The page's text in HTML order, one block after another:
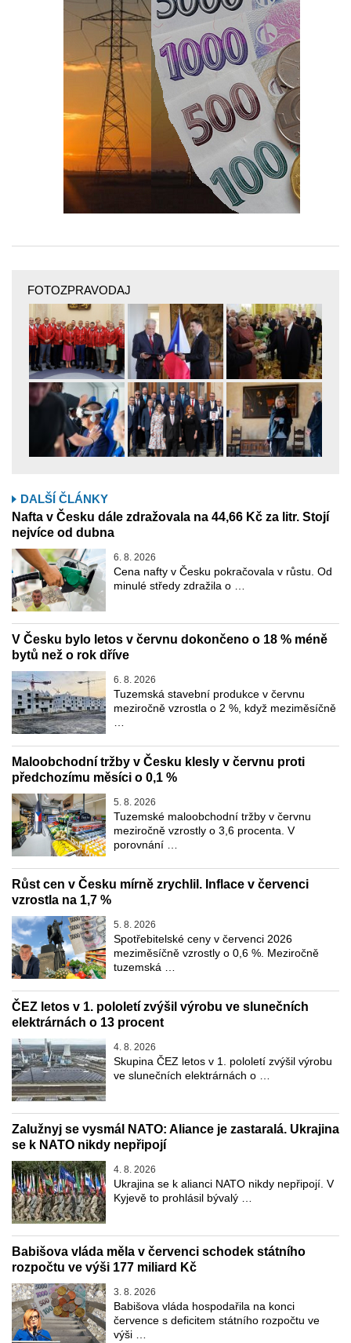
FOTOZPRAVODAJ
DALŠÍ ČLÁNKY
Nafta v Česku dále zdražovala na 44,66 Kč za litr. Stojí
nejvíce od dubna
6. 8. 2026
Cena nafty v Česku pokračovala v růstu. Od
minulé středy zdražila o …
V Česku bylo letos v červnu dokončeno o 18 % méně
bytů než o rok dříve
6. 8. 2026
Tuzemská stavební produkce v červnu
meziročně vzrostla o 2 %, když meziměsíčně
…
Maloobchodní tržby v Česku klesly v červnu proti
předchozímu měsíci o 0,1 %
5. 8. 2026
Tuzemské maloobchodní tržby v červnu
meziročně vzrostly o 3,6 procenta. V
porovnání …
Růst cen v Česku mírně zrychlil. Inflace v červenci
vzrostla na 1,7 %
5. 8. 2026
Spotřebitelské ceny v červenci 2026
meziměsíčně vzrostly o 0,6 %. Meziročně
tuzemská …
ČEZ letos v 1. pololetí zvýšil výrobu ve slunečních
elektrárnách o 13 procent
4. 8. 2026
Skupina ČEZ letos v 1. pololetí zvýšil výrobu
ve slunečních elektrárnách o …
Zalužnyj se vysmál NATO: Aliance je zastaralá. Ukrajina
se k NATO nikdy nepřipojí
4. 8. 2026
Ukrajina se k alianci NATO nikdy nepřipojí. V
Kyjevě to prohlásil bývalý …
Babišova vláda měla v červenci schodek státního
rozpočtu ve výši 177 miliard Kč
3. 8. 2026
Babišova vláda hospodařila na konci
července s deficitem státního rozpočtu ve
výši …